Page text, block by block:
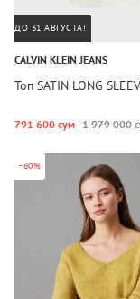
ДО 31 АВГУСТА!
CALVIN KLEIN JEANS
Топ SATIN LONG
791 600 сум 1 979 000
-60%